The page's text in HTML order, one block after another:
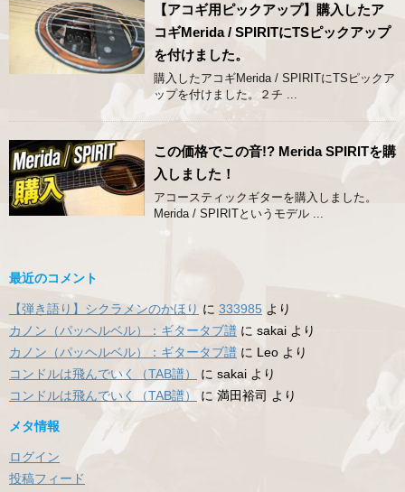
【アコギ用ピックアップ】購入したア
コギMerida / SPIRITにTSピックアップ
を付けました。
購入したアコギMerida / SPIRITにTSピックア
ップを付けました。２チ ...
この価格でこの音!? Merida SPIRITを購
入しました！
アコースティックギターを購入しました。
Merida / SPIRITというモデル ...
最近のコメント
【弾き語り】シクラメンのかほり に 333985 より
カノン（パッヘルベル）：ギタータブ譜 に sakai より
カノン（パッヘルベル）：ギタータブ譜 に Leo より
コンドルは飛んでいく（TAB譜）
に sakai より
コンドルは飛んでいく（TAB譜）
に 満田裕司 より
メタ情報
ログイン
投稿フィード